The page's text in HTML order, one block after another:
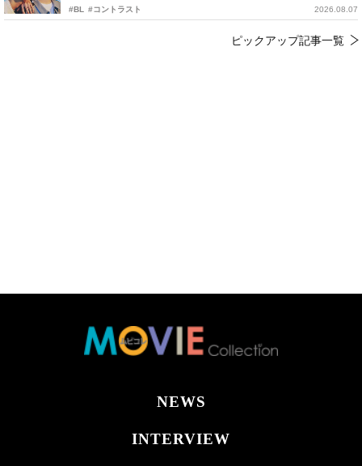
#BL #コントラスト 2026.08.07
ピックアップ記事一覧
NEWS
INTERVIEW